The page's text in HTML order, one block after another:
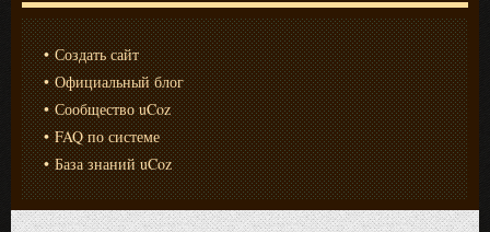
Создать сайт
Официальный блог
Сообщество uCoz
FAQ по системе
База знаний uCoz